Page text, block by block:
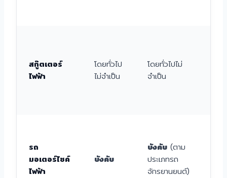
สกู๊ตเตอร์
ไฟฟ้า
โดยทั่วไป
ไม่จำเป็น
โดยทั่วไปไม่
จำเป็น
รถ
มอเตอร์ไซค์
ไฟฟ้า
บังคับ
บังคับ (ตาม
ประเภทรถ
จักรยานยนต์)